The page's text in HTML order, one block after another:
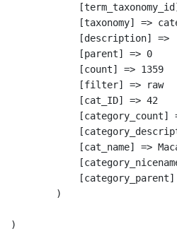
[taxonomy] =>
            [description] =>
            [parent] => 0
            [count] => 1359
            [filter] => raw
            [cat_ID] => 42
[category_count]
[cat_name] =>
        )